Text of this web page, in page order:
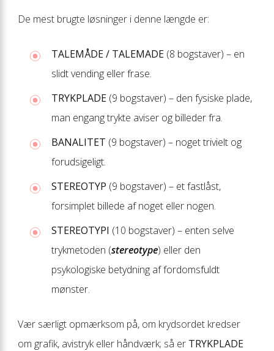
De mest brugte løsninger i denne længde er:
TALEMÅDE / TALEMADE (8 bogstaver) – en
slidt vending eller frase.
TRYKPLADE (9 bogstaver) – den fysiske plade,
man engang trykte aviser og billeder fra.
BANALITET (9 bogstaver) – noget trivielt og
forudsigeligt.
STEREOTYP (9 bogstaver) – et fastlåst,
forsimplet billede af noget eller nogen.
STEREOTYPI (10 bogstaver) – enten selve
trykmetoden (stereotype) eller den
psykologiske betydning af fordomsfuldt
mønster.
Vær særligt opmærksom på, om krydsordet kredser
om grafik, avistryk eller håndværk; så er TRYKPLADE